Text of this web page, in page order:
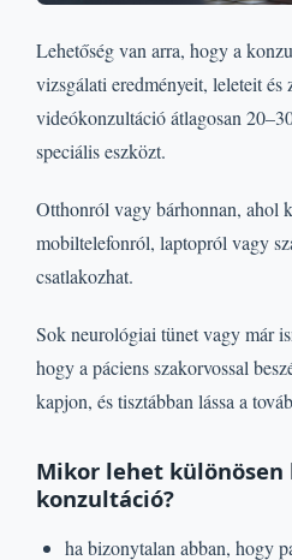
Lehetőség van arra, hogy a
vizsgálati eredményeit, leleteit
videókonzultáció átlagosan
speciális eszközt.
Otthonról vagy bárhonnan, ahol
mobiltelefonról, laptopról vagy
csatlakozhat.
Sok neurológiai tünet vagy már
hogy a páciens szakorvossal
kapjon, és tisztábban lássa a
Mikor lehet különösen
konzultáció?
ha bizonytalan abban, hogy